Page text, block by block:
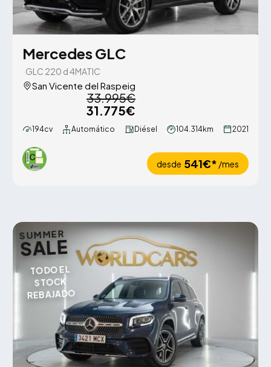
Mercedes GLC
GLC 220 d 4MATIC
San Vicente del Raspeig
33.995€
31.775€
194cv Automático Diésel 104.314km 2021
desde 541€* /mes
SUMMER
SALE
TODO EL
STOCK
REBAJADO